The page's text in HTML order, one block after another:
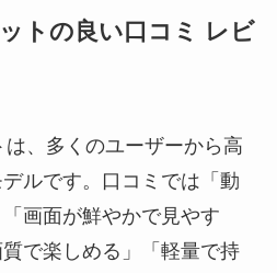
トの良い口コミ レビ
、多くのユーザーから高
ルです。口コミでは「動
画面が鮮やかで見やす
で楽しめる」「軽量で持